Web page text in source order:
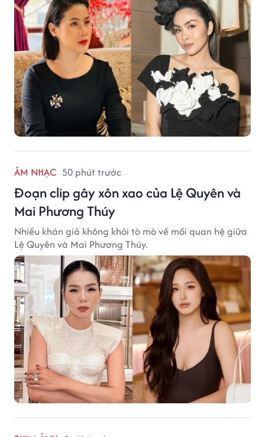
ÂM NHẠC 50 phút trước
Đoạn clip gây xôn xao của Lệ Quyên và
Mai Phương Thúy
Nhiều khán giả không khỏi tò mò về mối quan hệ giữa
Lệ Quyên và Mai Phương Thúy.